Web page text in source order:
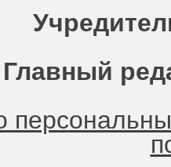
Главный